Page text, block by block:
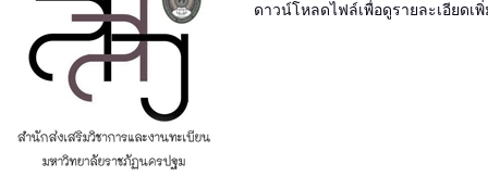
ดาวน์โหลดไฟล์เพื่อดูรายละเอียดเ